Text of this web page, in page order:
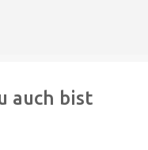
auch bist